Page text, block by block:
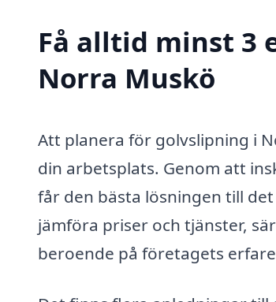
Få alltid minst 3
Norra Muskö
Att planera för golvslipning i
din arbetsplats. Genom att
får den bästa lösningen till
jämföra priser och tjänster,
beroende på företagets